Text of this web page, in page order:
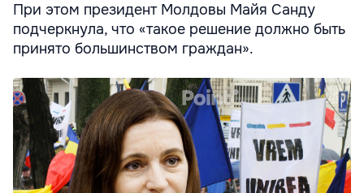
При этом президент Молдовы Майя Санду
подчеркнула, что «такое решение должно быть
принято большинством граждан».